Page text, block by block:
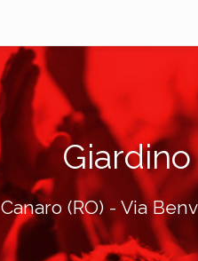
Canaro (RO) - Via